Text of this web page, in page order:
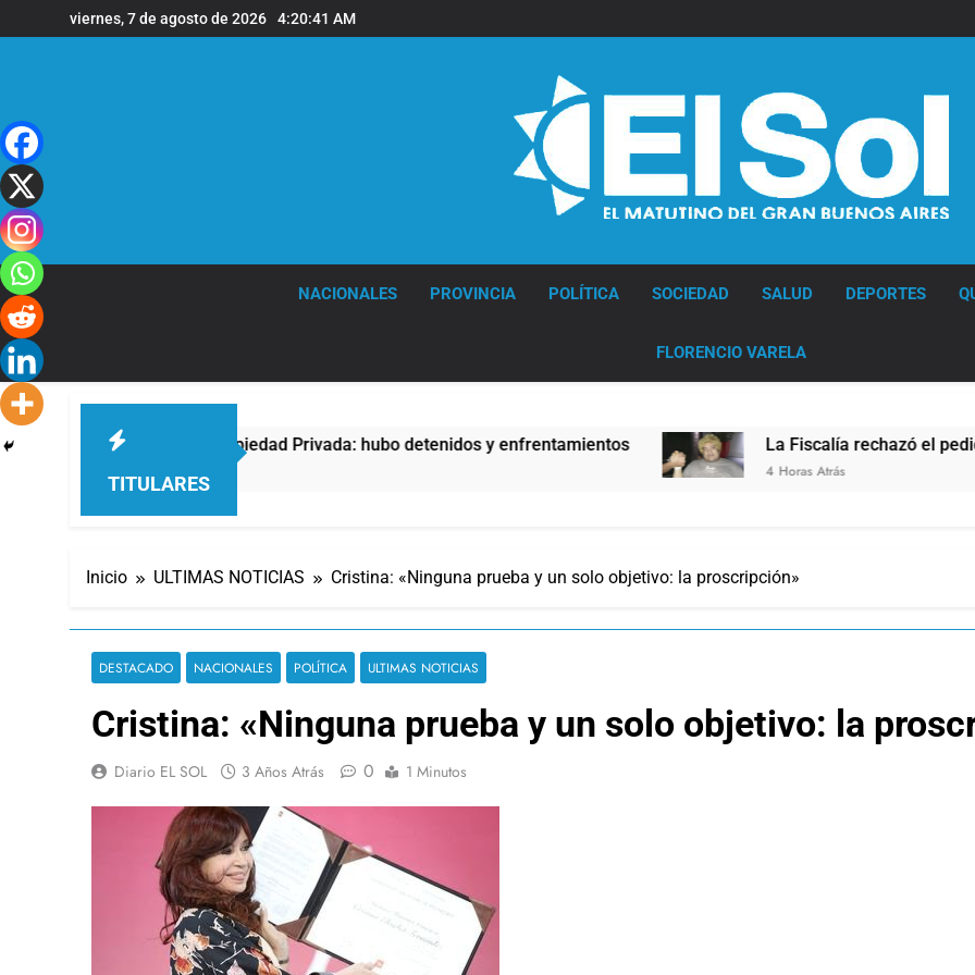
al
viernes, 7 de agosto de 2026 4:20:42 AM
NACIONALES PROVINCIA POLÍTICA SOCIEDAD SALUD DEPORTES
FLORENCIO VARELA
TITULARES
la Ley de Propiedad Privada: hubo detenidos y enfrentamientos La Fiscalía rechazó el pedido para
4 Horas Atrás
Inicio ULTIMAS NOTICIAS Cristina: «Ninguna prueba y un solo objetivo: la proscripción»
DESTACADO NACIONALES POLÍTICA ULTIMAS NOTICIAS
Cristina: «Ninguna prueba y un solo objetivo: la
Diario EL SOL 3 Años Atrás 0 1 Minutos